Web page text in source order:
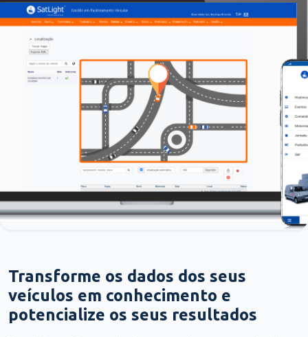
Transforme os dados dos seus
veículos em conhecimento e
potencialize os seus resultados